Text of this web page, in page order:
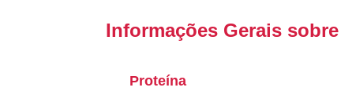
Informações Gerais
Proteína